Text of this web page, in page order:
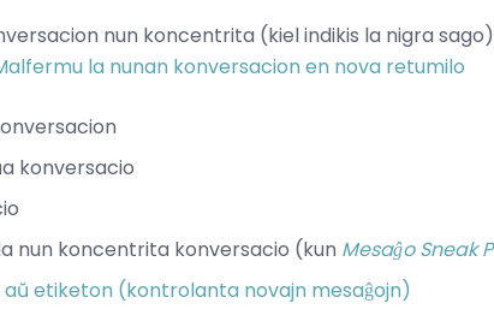
nun koncentrita (kiel indikis la nigra sago)
la nunan konversacion en nova retumilo
konversacio
nun koncentrita konversacio (kun Mesaĝo Sneak
etiketon (kontrolanta novajn mesaĝojn)